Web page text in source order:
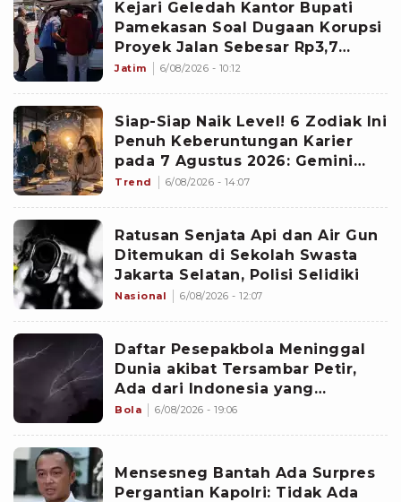
Kejari Geledah Kantor Bupati
Pamekasan Soal Dugaan Korupsi
Proyek Jalan Sebesar Rp3,7
Milliar
Jatim 6/08/2026 - 10:12
Siap-Siap Naik Level! 6 Zodiak Ini
Penuh Keberuntungan Karier
pada 7 Agustus 2026: Gemini
Punya Senjata Utama
Trend 6/08/2026 - 14:07
Ratusan Senjata Api dan Air Gun
Ditemukan di Sekolah Swasta
Jakarta Selatan, Polisi Selidiki
Nasional 6/08/2026 - 12:07
Daftar Pesepakbola Meninggal
Dunia akibat Tersambar Petir,
Ada dari Indonesia yang
Namanya sudah Tersohor
Bola 6/08/2026 - 19:06
Mensesneg Bantah Ada Surpres
Pergantian Kapolri: Tidak Ada